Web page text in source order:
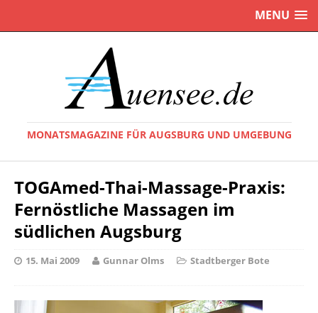
MENU
MONATSMAGAZINE FÜR AUGSBURG UND UMGEBUNG
TOGAmed-Thai-Massage-Praxis:
Fernöstliche Massagen im
südlichen Augsburg
15. Mai 2009 Gunnar Olms Stadtberger Bote